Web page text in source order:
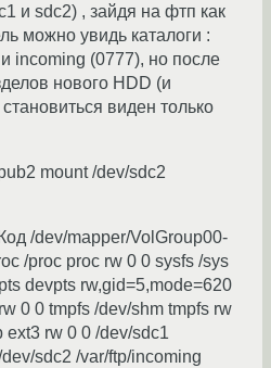
и sdc2) , зайдя на фтп как
можно увидь каталоги :
incoming (0777), но после
нового HDD (и
виден только
mount /dev/sdc2
/dev/mapper/VolGroup00-
/proc proc rw 0 0 sysfs /sys
devpts rw,gid=5,mode=620
0 0 tmpfs /dev/shm tmpfs rw
ext3 rw 0 0 /dev/sdc1
sdc2 /var/ftp/incoming